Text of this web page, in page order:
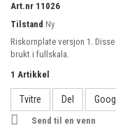
Art.nr 11026
Tilstand Ny
Riskornplate versjon 1.
brukt i fullskala.
1 Artikkel
Tvitre Del
Send til en venn